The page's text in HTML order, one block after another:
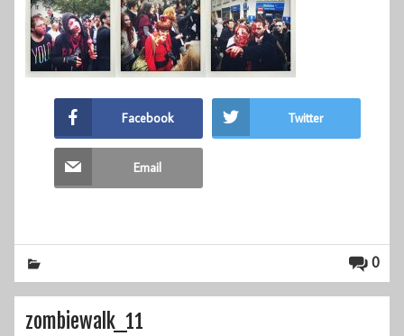
Facebook Twitter
Email
0
zombiewalk_11